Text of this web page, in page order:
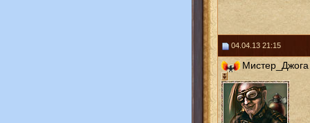
04.04.13 21:15